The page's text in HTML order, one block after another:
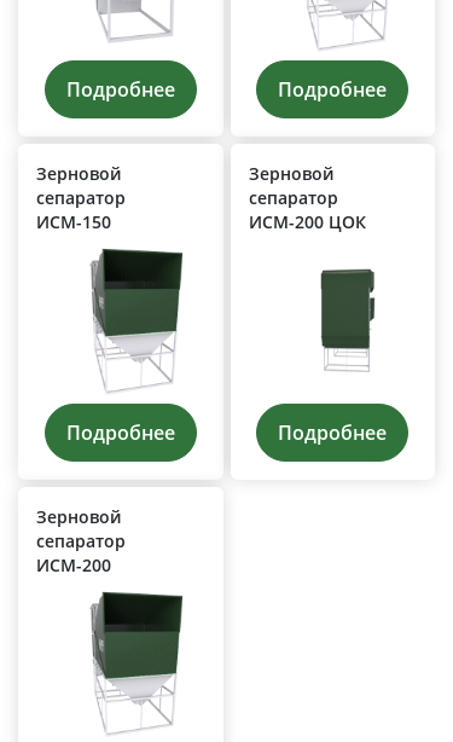
Подробнее Подробнее
Зерновой
сепаратор
ИСМ-150
Подробнее
Зерновой
сепаратор
ИСМ-200 ЦОК
Подробнее
Зерновой
сепаратор
ИСМ-200